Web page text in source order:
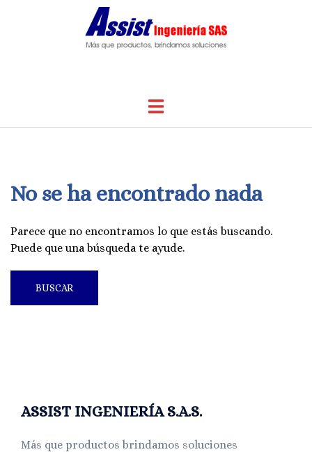
Alternar
menú
No se ha encontrado nada
Parece que no encontramos lo que estás buscando.
Puede que una búsqueda te ayude.
ASSIST INGENIERÍA S.A.S.
Más que productos brindamos soluciones